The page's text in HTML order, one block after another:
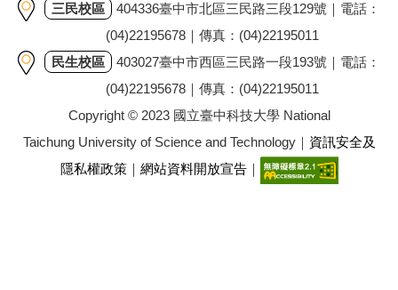
三民校區
404336臺中市北區三民路三段129號｜電話：
(04)22195678｜傳真：(04)22195011
民生校區
403027臺中市西區三民路一段193號｜電話：
(04)22195678｜傳真：(04)22195011
Copyright © 2023 國立臺中科技大學 National
Taichung University of Science and Technology｜ 資訊安全及
隱私權政策｜ 網站資料開放宣告｜